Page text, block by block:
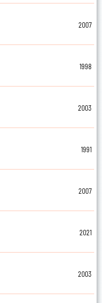
2007
1998
2003
1991
2007
2021
2003